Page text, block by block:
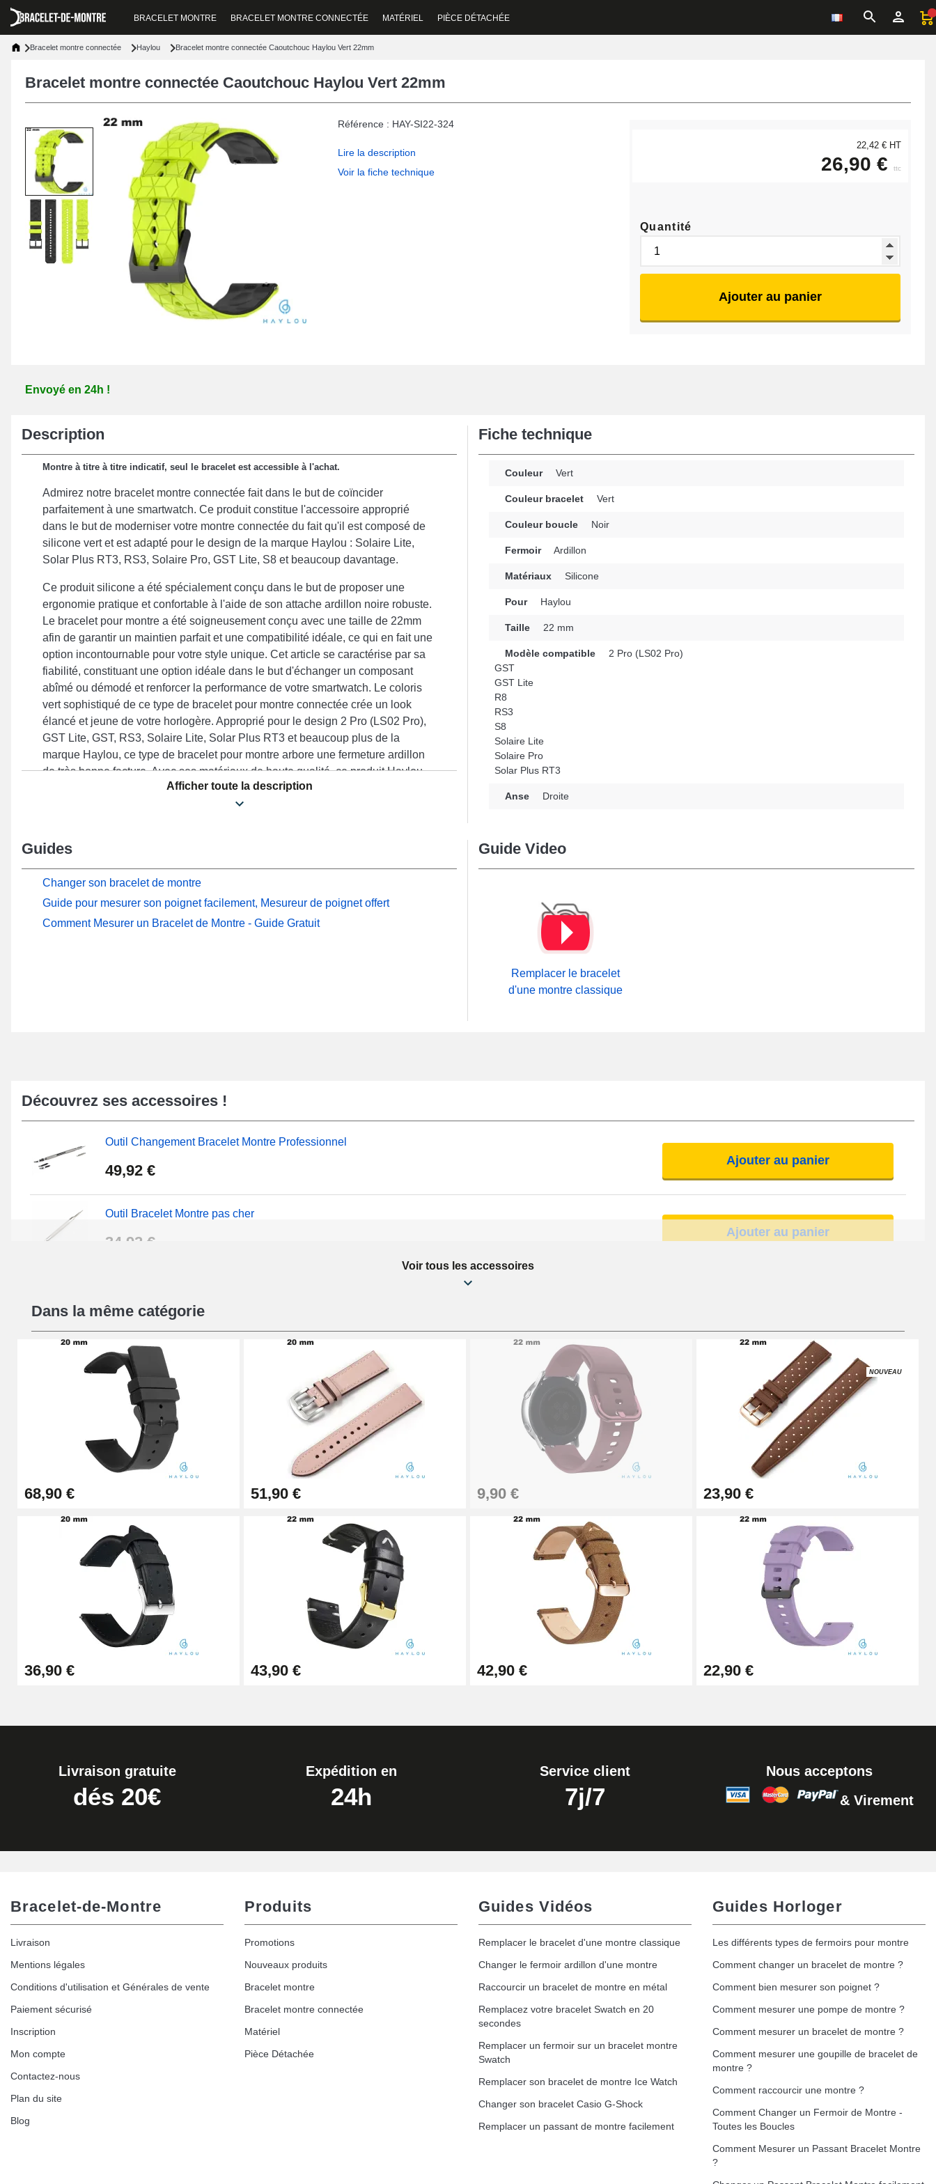
BRACELET MONTRE BRACELET MONTRE CONNECTÉE MATÉRIEL PIÈCE DÉTACHÉE
Bracelet montre connectée Haylou Bracelet montre connectée Caoutchouc Haylou Vert 22mm
Bracelet montre connectée Caoutchouc Haylou Vert 22mm
Référence : HAY-SI22-324
Lire la description
Voir la fiche technique
22,42 € HT
26,90 € ttc
Quantité
Ajouter au panier
Envoyé en 24h !
Description
Montre à titre à titre indicatif, seul le bracelet est accessible à l'achat.
Admirez notre bracelet montre connectée fait dans le but de coïncider
parfaitement à une smartwatch. Ce produit constitue l'accessoire approprié
dans le but de moderniser votre montre connectée du fait qu'il est composé de
silicone vert et est adapté pour le design de la marque Haylou : Solaire Lite,
Solar Plus RT3, RS3, Solaire Pro, GST Lite, S8 et beaucoup davantage.
Ce produit silicone a été spécialement conçu dans le but de proposer une
ergonomie pratique et confortable à l'aide de son attache ardillon noire robuste.
Le bracelet pour montre a été soigneusement conçu avec une taille de 22mm
afin de garantir un maintien parfait et une compatibilité idéale, ce qui en fait une
option incontournable pour votre style unique. Cet article se caractérise par sa
fiabilité, constituant une option idéale dans le but d'échanger un composant
abîmé ou démodé et renforcer la performance de votre smartwatch. Le coloris
vert sophistiqué de ce type de bracelet pour montre connectée crée un look
élancé et jeune de votre horlogère. Approprié pour le design 2 Pro (LS02 Pro),
GST Lite, GST, RS3, Solaire Lite, Solar Plus RT3 et beaucoup plus de la
marque Haylou, ce type de bracelet pour montre arbore une fermeture ardillon
de très bonne facture. Avec ses matériaux de haute qualité, ce produit Haylou
se marie parfaitement sur une multitude de références de la marque Haylou,
offrant une satisfaction totale avec une élégance remarquable.
Afficher toute la description
Fiche technique
Couleur Vert
Couleur bracelet Vert
Couleur boucle Noir
Fermoir Ardillon
Matériaux Silicone
Pour Haylou
Taille 22 mm
Modèle compatible
2 Pro (LS02 Pro)
GST
GST Lite
R8
RS3
S8
Solaire Lite
Solaire Pro
Solar Plus RT3
Anse Droite
Guides
Changer son bracelet de montre
Guide pour mesurer son poignet facilement, Mesureur de poignet offert
Comment Mesurer un Bracelet de Montre - Guide Gratuit
Guide Video
Remplacer le bracelet
d'une montre classique
Découvrez ses accessoires !
Outil Changement Bracelet Montre Professionnel
49,92 €
Ajouter au panier
Outil Bracelet Montre pas cher
34,92 €
Ajouter au panier
16,90 €
Pied à Coulisse Numérique
9,90 €
Ajouter au panier
Kit Horlogerie Débutant
26,90 €
Ajouter au panier
Boîte Pompe Bracelet Montre - Diamètre 1,50 mm - 8 à 25 mm
14,08 €
Ajouter au panier
Boîte Pompe pour Bracelet Montre - Diamètre 1,80 mm - 8 à 25 mm
19,90 €
Ajouter au panier
Extracteur de Bracelet de Montre Facile
Ajouter au panier
Voir tous les accessoires
Dans la même catégorie
68,90 € 51,90 € 9,90 €
NOUVEAU
23,90 €
36,90 € 43,90 € 42,90 € 22,90 €
Livraison gratuite
dés 20€
Expédition en
24h
Service client
7j/7
Nous acceptons
& Virement
Bracelet-de-Montre
Livraison
Mentions légales
Conditions d'utilisation et Générales de vente
Paiement sécurisé
Inscription
Mon compte
Contactez-nous
Plan du site
Blog
Produits
Promotions
Nouveaux produits
Bracelet montre
Bracelet montre connectée
Matériel
Pièce Détachée
Guides Vidéos
Remplacer le bracelet d'une montre classique
Changer le fermoir ardillon d'une montre
Raccourcir un bracelet de montre en métal
Remplacez votre bracelet Swatch en 20
secondes
Remplacer un fermoir sur un bracelet montre
Swatch
Remplacer son bracelet de montre Ice Watch
Changer son bracelet Casio G-Shock
Remplacer un passant de montre facilement
Guides Horloger
Les différents types de fermoirs pour montre
Comment changer un bracelet de montre ?
Comment bien mesurer son poignet ?
Comment mesurer une pompe de montre ?
Comment mesurer un bracelet de montre ?
Comment mesurer une goupille de bracelet de
montre ?
Comment raccourcir une montre ?
Comment Changer un Fermoir de Montre -
Toutes les Boucles
Comment Mesurer un Passant Bracelet Montre
?